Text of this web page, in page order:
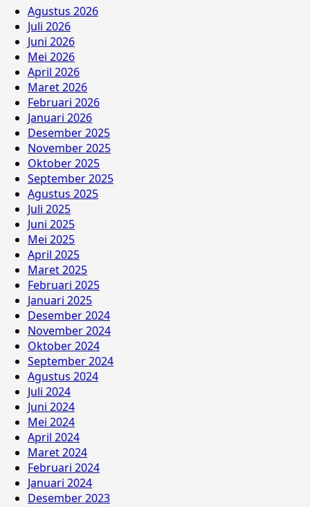
Agustus 2026
Juli 2026
Juni 2026
Mei 2026
April 2026
Maret 2026
Februari 2026
Januari 2026
Desember 2025
November 2025
Oktober 2025
September 2025
Agustus 2025
Juli 2025
Juni 2025
Mei 2025
April 2025
Maret 2025
Februari 2025
Januari 2025
Desember 2024
November 2024
Oktober 2024
September 2024
Agustus 2024
Juli 2024
Juni 2024
Mei 2024
April 2024
Maret 2024
Februari 2024
Januari 2024
Desember 2023